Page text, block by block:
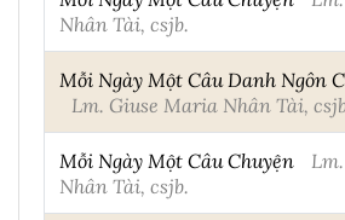
Nhân Tài, csjb.
Mỗi Ngày Một Câu Danh Ngôn
Lm. Giuse Maria Nhân Tài,
Mỗi Ngày Một Câu Chuyện
Nhân Tài, csjb.